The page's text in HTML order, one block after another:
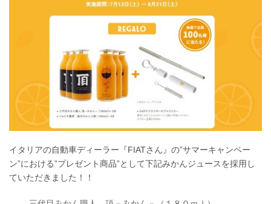
イタリアの自動車ディーラー『FIATさん』の”サマーキャンペー
ン”における”プレゼント商品”として下記みかんジュースを採用し
ていただきました！！